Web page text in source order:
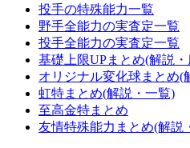
投手の特殊能力一覧
野手全能力の実査定一覧
投手全能力の実査定一覧
基礎上限UPまとめ(解説
オリジナル変化球まとめ(
虹特まとめ(解説・一覧)
至高金特まとめ
友情特殊能力まとめ(解説